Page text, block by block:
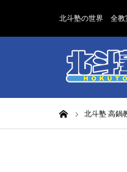
北斗塾の世界 全教
北斗塾 高鍋